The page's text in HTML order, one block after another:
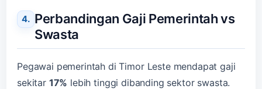
Perbandingan Gaji Pemerintah vs
Swasta
Pegawai pemerintah di Timor Leste mendapat gaji
sekitar 17% lebih tinggi dibanding sektor swasta.